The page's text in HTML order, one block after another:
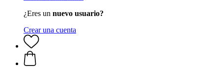
¿Eres un nuevo usuario?
Crear una cuenta